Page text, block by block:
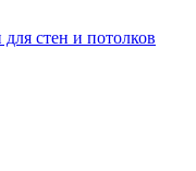
стен и потолков